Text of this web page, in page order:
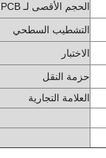
الحجم الأقصى لـ PCB
التشطيب السطحي
الاختبار
حزمة النقل
العلامة التجارية